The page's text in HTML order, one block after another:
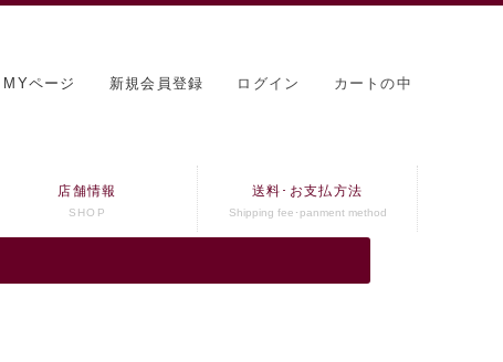
MYページ 新規会員登録 ログイン カートの中
店舗情報
SHOP
送料･お支払方法
Shipping fee･panment method